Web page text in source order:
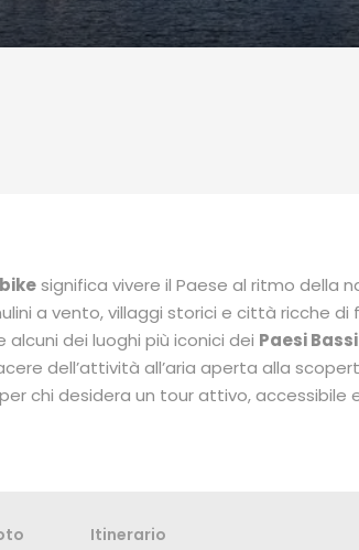
significa vivere il Paese al ritmo della
a vento, villaggi storici e città ricche
dei luoghi più iconici dei Paesi Bassi
dell’attività all’aria aperta alla
per chi desidera un tour attivo,
Itinerario